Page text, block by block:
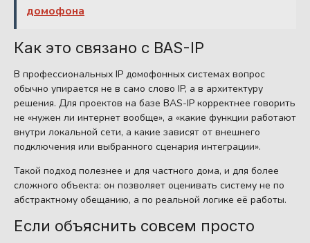
домофона
Как это связано с BAS-IP
В профессиональных IP домофонных системах вопрос
обычно упирается не в само слово IP, а в архитектуру
решения. Для проектов на базе BAS-IP корректнее говорить
не «нужен ли интернет вообще», а «какие функции работают
внутри локальной сети, а какие зависят от внешнего
подключения или выбранного сценария интеграции».
Такой подход полезнее и для частного дома, и для более
сложного объекта: он позволяет оценивать систему не по
абстрактному обещанию, а по реальной логике её работы.
Если объяснить совсем просто